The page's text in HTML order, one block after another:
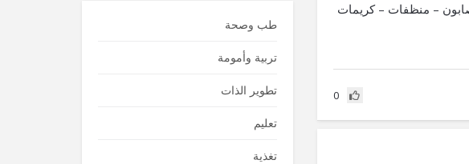
– منظفات – كريمات
0
طب وصحة
تربية وأمومة
تطوير الذات
تعليم
تغذية